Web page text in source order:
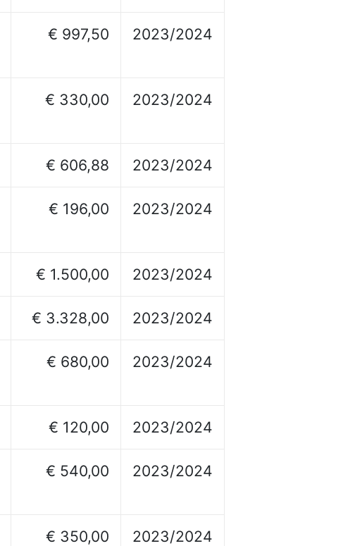
€ 997,50 2023/2024
€ 330,00 2023/2024
€ 606,88 2023/2024
€ 196,00 2023/2024
€ 1.500,00 2023/2024
€ 3.328,00 2023/2024
€ 680,00 2023/2024
€ 120,00 2023/2024
€ 540,00 2023/2024
€ 350,00 2023/2024